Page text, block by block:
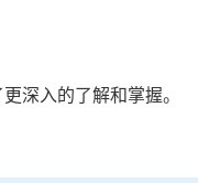
深入的了解和掌握。